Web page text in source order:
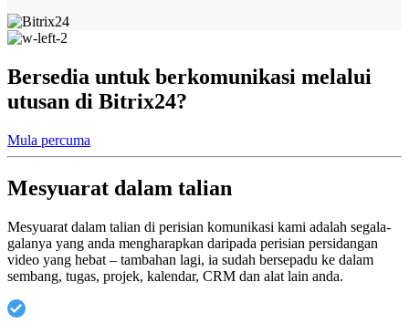
Bersedia untuk berkomunikasi melalui
utusan di Bitrix24?
Mula percuma
Mesyuarat dalam talian
Mesyuarat dalam talian di perisian komunikasi kami adalah segala-
galanya yang anda mengharapkan daripada perisian persidangan
video yang hebat – tambahan lagi, ia sudah bersepadu ke dalam
sembang, tugas, projek, kalendar, CRM dan alat lain anda.